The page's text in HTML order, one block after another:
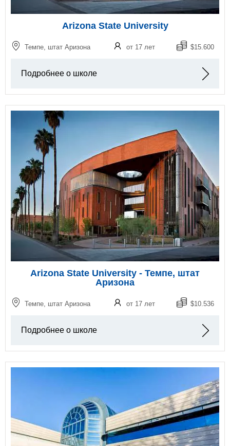
Arizona State University
Темпе, штат Аризона от 17 лет $15.600
Подробнее о школе
Arizona State University - Темпе, штат
Аризона
Темпе, штат Аризона от 17 лет $10.536
Подробнее о школе